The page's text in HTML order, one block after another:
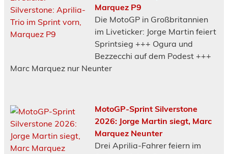
Marquez P9
Die MotoGP in Großbritannien
im Liveticker: Jorge Martin feiert
Sprintsieg +++ Ogura und
Bezzecchi auf dem Podest +++
Marc Marquez nur Neunter
MotoGP-Sprint Silverstone
2026: Jorge Martin siegt, Marc
Marquez Neunter
Drei Aprilia-Fahrer feiern im